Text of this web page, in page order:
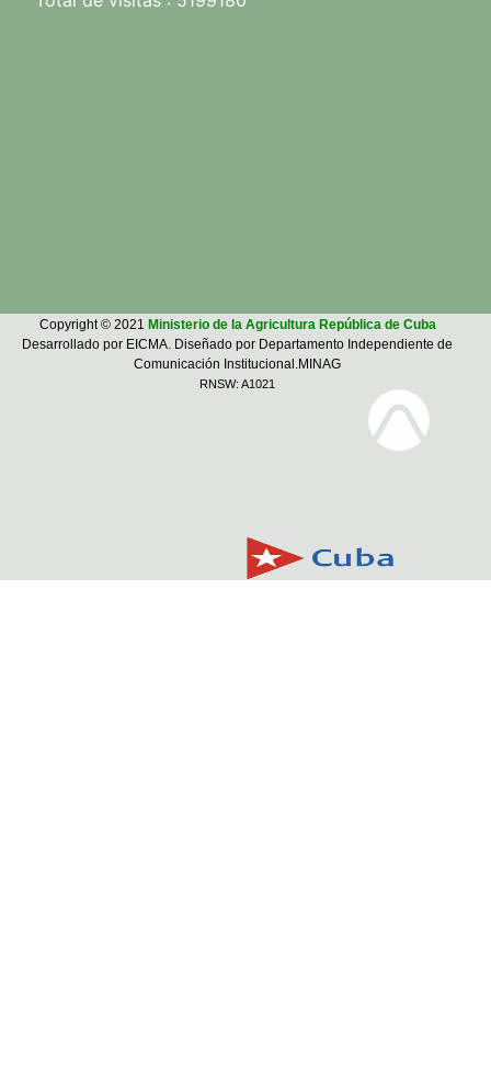
Copyright © 2021 Ministerio de la Agricultura República de Cuba
Desarrollado por EICMA. Diseñado por Departamento Independiente de
Comunicación Institucional.MINAG
RNSW: A1021